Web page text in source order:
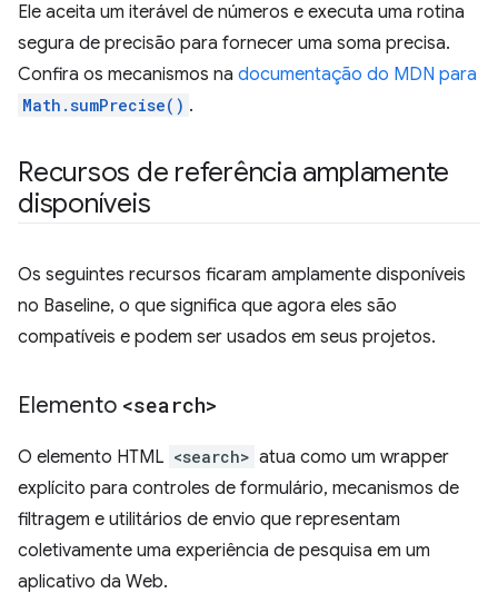
Ele aceita um iterável de números e executa uma rotina
segura de precisão para fornecer uma soma precisa.
Confira os mecanismos na documentação do MDN para
Math.sumPrecise() .
Recursos de referência amplamente
disponíveis
Os seguintes recursos ficaram amplamente disponíveis
no Baseline, o que significa que agora eles são
compatíveis e podem ser usados em seus projetos.
Elemento <search>
O elemento HTML <search> atua como um wrapper
explícito para controles de formulário, mecanismos de
filtragem e utilitários de envio que representam
coletivamente uma experiência de pesquisa em um
aplicativo da Web.